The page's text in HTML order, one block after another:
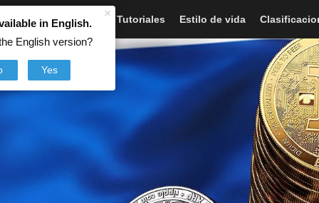
×
in English.
English version?
Yes
Artículos Noticias Tutoriales Estilo de vida